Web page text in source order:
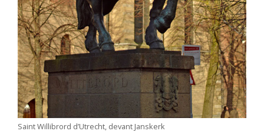
Saint Willibrord d’Utrecht, devant Janskerk